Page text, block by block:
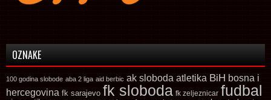
OZNAKE
100 godina slobode aba 2 liga aid berbic ak sloboda atletika BiH bosna i
hercegovina fk sarajevo fk sloboda fk zeljeznicar fudbal